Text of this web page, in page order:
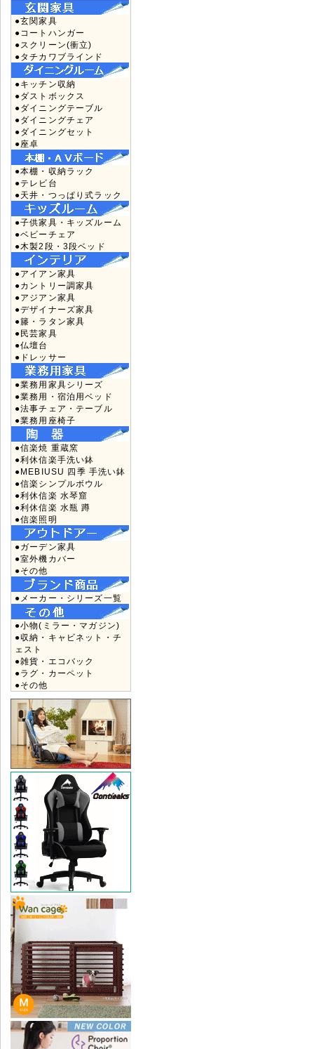
●玄関家具
●コートハンガー
●スクリーン(衝立)
●タチカワブラインド
●キッチン収納
●ダストボックス
●ダイニングテーブル
●ダイニングチェア
●ダイニングセット
●座卓
●本棚・収納ラック
●テレビ台
●天井・つっぱり式ラック
●子供家具・キッズルーム
●ベビーチェア
●木製2段・3段ベッド
●アイアン家具
●カントリー調家具
●アジアン家具
●デザイナーズ家具
●籐・ラタン家具
●民芸家具
●仏壇台
●ドレッサー
●業務用家具シリーズ
●業務用・宿泊用ベッド
●法事チェア・テーブル
●業務用座椅子
●信楽焼 重蔵窯
●利休信楽手洗い鉢
●MEBIUSU 四季 手洗い鉢
●信楽シンプルボウル
●利休信楽 水琴窟
●利休信楽 水瓶 蹲
●信楽照明
●ガーデン家具
●室外機カバー
●その他
●メーカー・シリーズ一覧
●小物(ミラー・マガジン)
●収納・キャビネット・チ
ェスト
●雑貨・エコバック
●ラグ・カーペット
●その他